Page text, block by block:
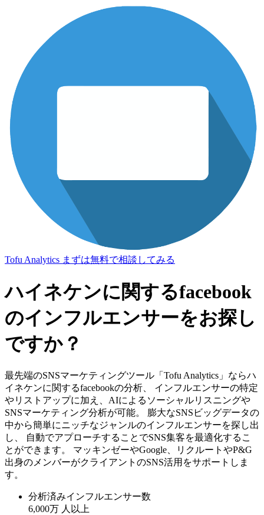
Tofu Analytics まずは無料で相談してみる
ハイネケンに関するfacebook
のインフルエンサーをお探し
ですか？
最先端のSNSマーケティングツール「Tofu Analytics」ならハ
イネケンに関するfacebookの分析、 インフルエンサーの特定
やリストアップに加え、AIによるソーシャルリスニングや
SNSマーケティング分析が可能。 膨大なSNSビッグデータの
中から簡単にニッチなジャンルのインフルエンサーを探し出
し、 自動でアプローチすることでSNS集客を最適化するこ
とができます。 マッキンゼーやGoogle、リクルートやP&G
出身のメンバーがクライアントのSNS活用をサポートしま
す。
分析済みインフルエンサー数
6,000万 人以上